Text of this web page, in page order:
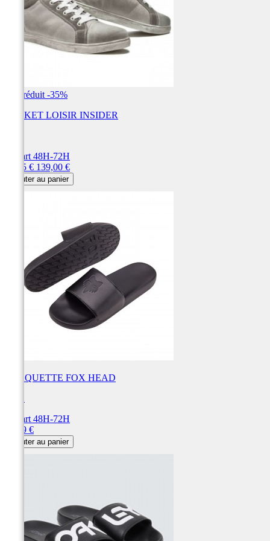
Prix réduit -35%
BASKET LOISIR INSIDER
Départ 48H-72H
90,35 € Prix
de
base
139,00 €
Ajouter au panier
CLAQUETTE FOX HEAD
Départ 48H-72H
49,99 €
Ajouter au panier